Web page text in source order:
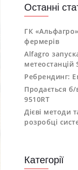
Останні
ГК
фермерів
Alfagro
метеостанцій
Ребрендинг:
Продається б/
9510RT
Дієві методи
розробці
Категорії